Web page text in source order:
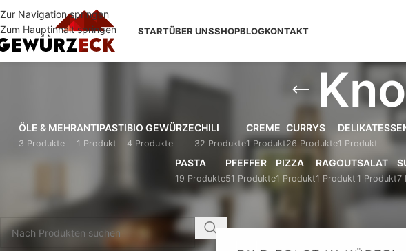
Zur Navigation springen
Zum Hauptinhalt springen
STARTÜBER UNSSHOPBLOGKONTAKT
ÖLE & MEHR
3 Produkte
ANTIPASTI
1 Produkt
BIO GEWÜRZE
4 Produkte
CHILI
32 Produkte
CREME
1 Produkt
CURRYS
26 Produkte1 Produkt
PASTA
19 Produkte
PFEFFER
51 Produkte
PIZZA
1 Produkt
RAGOUT
1 Produkt
SALAT
1 Produkt7
PRODUKTSUCHE Start Shop Produkte verschlagwortet